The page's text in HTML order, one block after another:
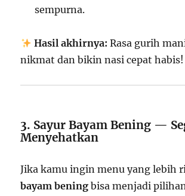
sempurna.
Hasil akhirnya: Rasa gurih
nikmat dan bikin nasi cepat habis!
3. Sayur Bayam Bening —
Menyehatkan
Jika kamu ingin menu yang lebih
bayam bening bisa menjadi